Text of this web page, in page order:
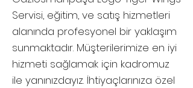
Servisi, eğitim, ve satış hizmetleri
alanında profesyonel bir yaklaşım
sunmaktadır. Müşterilerimize en iyi
hizmeti sağlamak için kadromuz
ile yanınızdayız. İhtiyaçlarınıza özel